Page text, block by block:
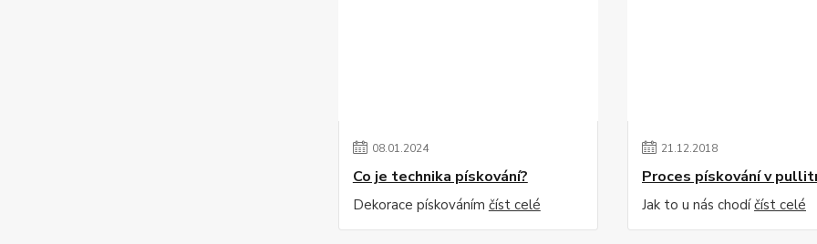
08.01.2024
Co je technika pískování?
Dekorace pískováním číst celé
21.12.2018
Proces pískování v
Jak to u nás chodíčíst celé